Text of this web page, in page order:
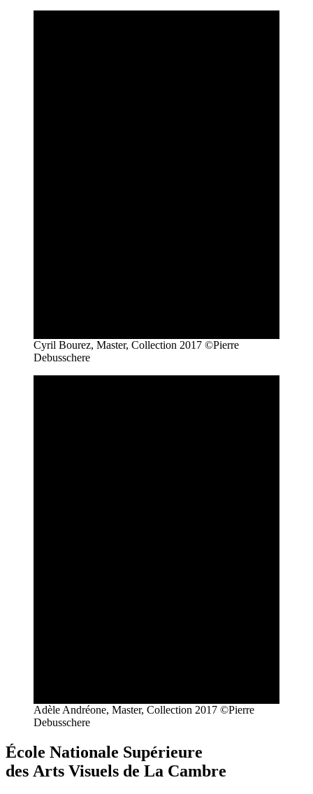
Cyril Bourez, Master, Collection 2017 ©Pierre
Debusschere
Adèle Andréone, Master, Collection 2017 ©Pierre
Debusschere
École Nationale Supérieure
des Arts Visuels de La Cambre